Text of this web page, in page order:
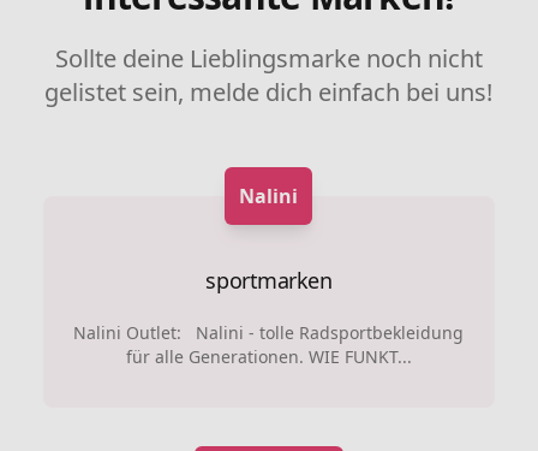
Sollte deine Lieblingsmarke noch nicht
gelistet sein, melde dich einfach bei uns!
Nalini
sportmarken
Nalini Outlet: Nalini - tolle Radsportbekleidung
für alle Generationen. WIE FUNKT...